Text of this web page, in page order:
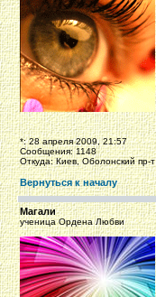
*: 28 апреля 2009, 21:57
Сообщения: 1148
Откуда: Киев, Оболонский пр-т
Вернуться к началу
Магали
ученица Ордена Любви